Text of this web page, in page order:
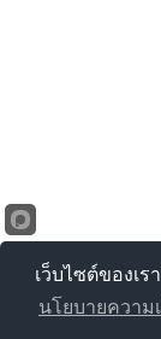
เว็บไซต์ของเ
นโยบายความ